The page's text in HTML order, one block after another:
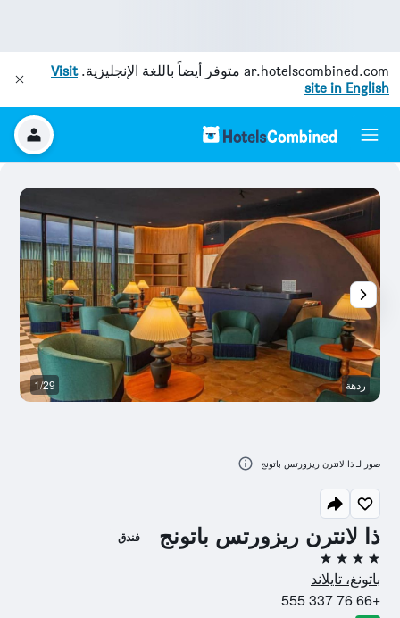
ar.hotelscombined.com متوفر أيضاً باللغة الإنجليزية.Visit
site in English
ذا لانترن ريزورتس باتونج فندق
4 نجوم
باتونغ، تايلاند
+66 76 337 555
ردهة 1/29
صور لـ ذا لانترن ريزورتس باتونج